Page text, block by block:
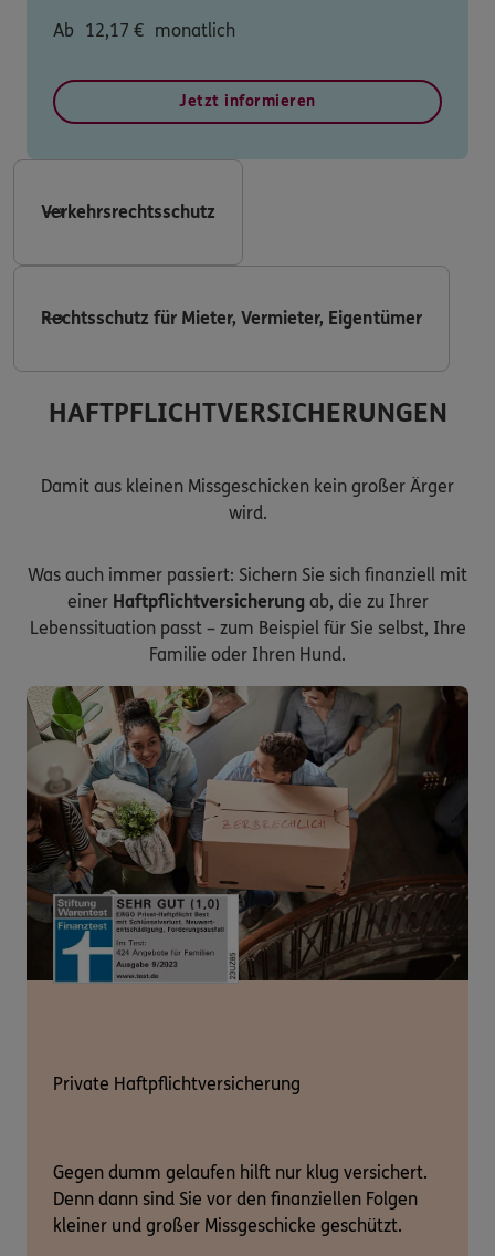
Ab 12,17 € monatlich
Jetzt informieren
Verkehrsrechtsschutz
Rechtsschutz für Mieter, Vermieter, Eigentümer
HAFTPFLICHTVERSICHERUNGEN
Damit aus kleinen Missgeschicken kein großer Ärger
wird.
Was auch immer passiert: Sichern Sie sich finanziell mit
einer Haftpflichtversicherung ab, die zu Ihrer
Lebenssituation passt – zum Beispiel für Sie selbst, Ihre
Familie oder Ihren Hund.
Private Haftpflichtversicherung
Gegen dumm gelaufen hilft nur klug versichert.
Denn dann sind Sie vor den finanziellen Folgen
kleiner und großer Missgeschicke geschützt.